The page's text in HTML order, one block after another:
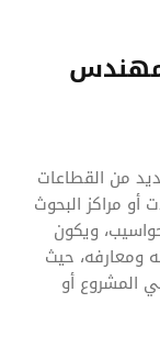
مهندس
من القطاعات
أو مراكز البحوث
ويكون
ومعارفه، حيث
المشروع أو